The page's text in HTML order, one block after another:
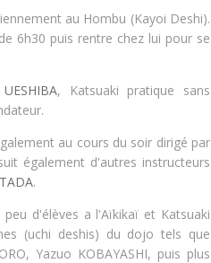
au Hombu (Kayoi Deshi).
6h30 puis rentre chez lui pour se
, Katsuaki pratique sans
au cours du soir dirigé par
également d'autres instructeurs
.
d'élèves a l'Aïkikaï et Katsuaki
(uchi deshis) du dojo tels que
Yazuo KOBAYASHI, puis plus